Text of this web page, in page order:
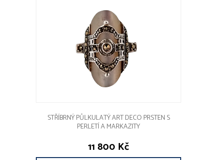
STŘÍBRNÝ PŮLKULATÝ ART DECO PRSTEN S
PERLETÍ A MARKAZITY
11 800 Kč